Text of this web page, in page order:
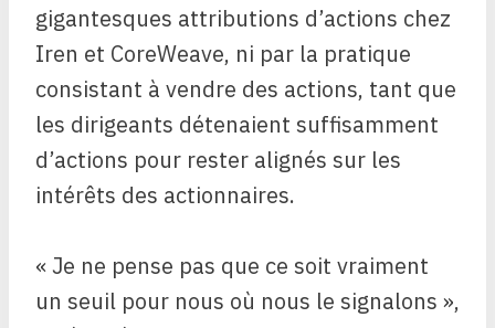
gigantesques attributions d’actions chez
Iren et CoreWeave, ni par la pratique
consistant à vendre des actions, tant que
les dirigeants détenaient suffisamment
d’actions pour rester alignés sur les
intérêts des actionnaires.
« Je ne pense pas que ce soit vraiment
un seuil pour nous où nous le signalons »,